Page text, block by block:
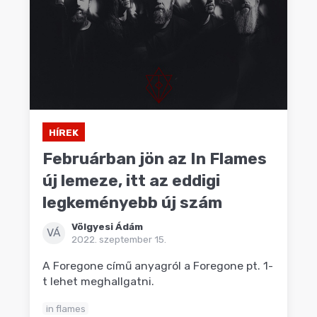
HÍREK
Februárban jön az In Flames
új lemeze, itt az eddigi
legkeményebb új szám
VÁ
Völgyesi Ádám
2022. szeptember 15.
A Foregone című anyagról a Foregone pt. 1-
t lehet meghallgatni.
in flames